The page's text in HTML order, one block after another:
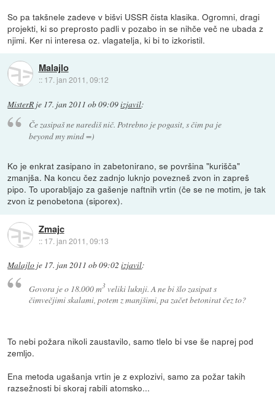
So pa takšnele zadeve v bišvi USSR čista klasika. Ogromni, dragi
projekti, ki so preprosto padli v pozabo in se nihče več ne ubada z
njimi. Ker ni interesa oz. vlagatelja, ki bi to izkoristil.
Malajlo
:: 17. jan 2011, 09:12
MisterR je 17. jan 2011 ob 09:09izjavil:
Če zasipaš ne narediš nič. Potrebno je pogasit, s čim pa je
beyond my mind =)
Ko je enkrat zasipano in zabetonirano, se površina "kurišča"
zmanjša. Na koncu čez zadnjo luknjo povezneš zvon in zapreš
pipo. To uporabljajo za gašenje naftnih vrtin (če se ne motim, je tak
zvon iz penobetona (siporex).
Zmajc
:: 17. jan 2011, 09:13
Malajlo je 17. jan 2011 ob 09:02 izjavil:
Govora je o 18.000 m3veliki luknji. A ne bi šlo zasipat s
čimvečjimi skalami, potem z manjšimi, pa začet betonirat čez to?
To nebi požara nikoli zaustavilo, samo tlelo bi vse še naprej pod
zemljo.
Ena metoda ugašanja vrtin je z explozivi, samo za požar takih
razsežnosti bi skoraj rabili atomsko...